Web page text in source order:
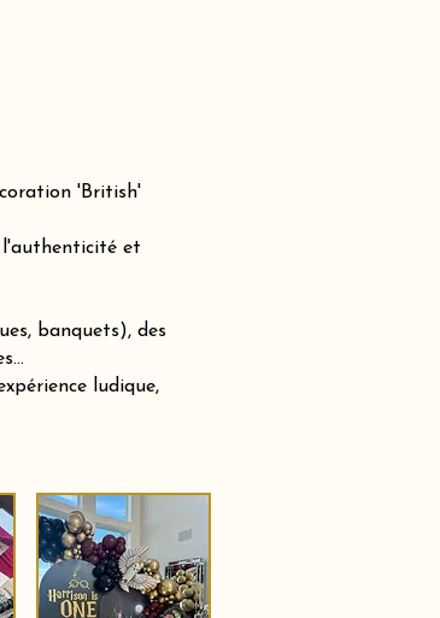
'British'
l'authenticité et
banquets), des
ludique,